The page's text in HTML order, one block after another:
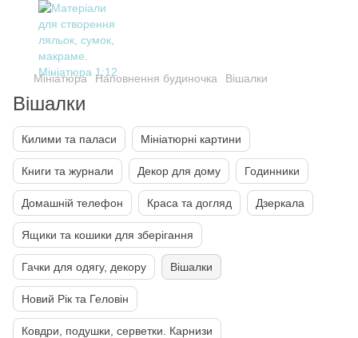
Мініатюра Наповнення будиночка Вішалки
Вішалки
Килими та паласи Мініатюрні картини
Книги та журнали Декор для дому Годинники
Домашній телефон Краса та догляд Дзеркала
Ящики та кошики для зберігання
Гачки для одягу, декору Вішалки
Новий Рік та Геловін
Ковдри, подушки, серветки. Карнизи